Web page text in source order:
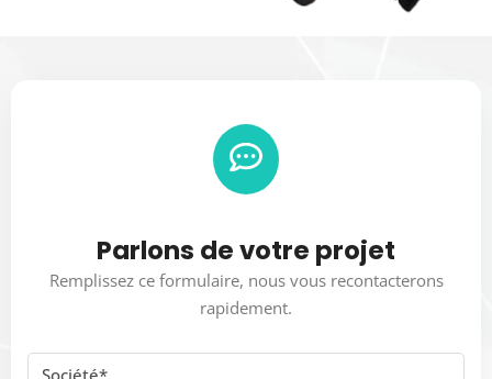
Parlons de votre projet
Remplissez ce formulaire, nous vous recontacterons
rapidement.